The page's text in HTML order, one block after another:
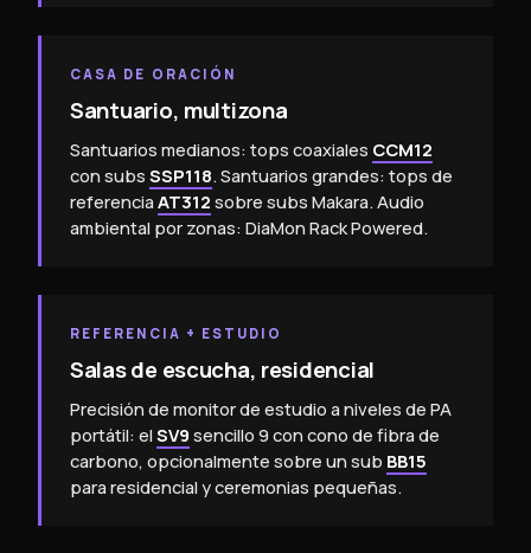
CASA DE ORACIÓN
Santuario, multizona
Santuarios medianos: tops coaxiales CCM12
con subs SSP118. Santuarios grandes: tops de
referencia AT312 sobre subs Makara. Audio
ambiental por zonas: DiaMon Rack Powered.
REFERENCIA + ESTUDIO
Salas de escucha, residencial
Precisión de monitor de estudio a niveles de PA
portátil: el SV9 sencillo 9 con cono de fibra de
carbono, opcionalmente sobre un sub BB15
para residencial y ceremonias pequeñas.